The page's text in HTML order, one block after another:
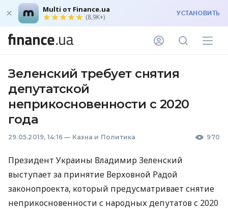
Multi от Finance.ua
(8,9K+) УСТАНОВИТЬ
Зеленский требует снятия
депутатской
неприкосновенности с 2020
года
29.05.2019, 14:16 — Казна и Политика 970
Президент Украины Владимир Зеленский
выступает за принятие Верховной Радой
законопроекта, который предусматривает снятие
неприкосновенности с народных депутатов с 2020